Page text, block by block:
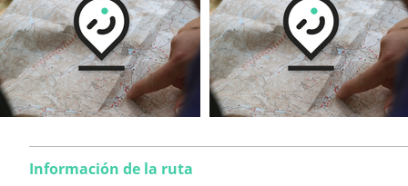
Información de la ruta